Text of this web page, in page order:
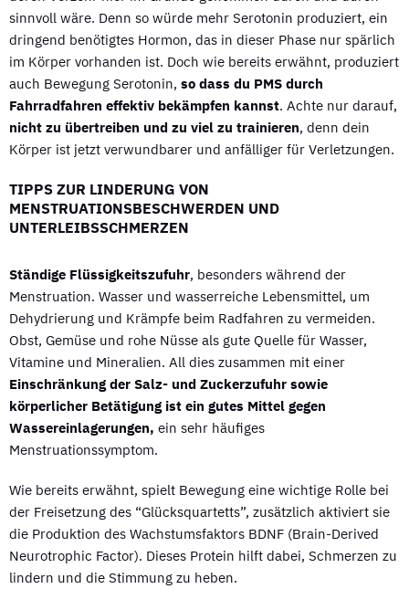
sinnvoll wäre. Denn so würde mehr Serotonin produziert, ein
dringend benötigtes Hormon, das in dieser Phase nur spärlich
im Körper vorhanden ist. Doch wie bereits erwähnt, produziert
auch Bewegung Serotonin, so dass du PMS durch
Fahrradfahren effektiv bekämpfen kannst. Achte nur darauf,
nicht zu übertreiben und zu viel zu trainieren, denn dein
Körper ist jetzt verwundbarer und anfälliger für Verletzungen.
TIPPS ZUR LINDERUNG VON
MENSTRUATIONSBESCHWERDEN UND
UNTERLEIBSSCHMERZEN
Ständige Flüssigkeitszufuhr, besonders während der
Menstruation. Wasser und wasserreiche Lebensmittel, um
Dehydrierung und Krämpfe beim Radfahren zu vermeiden.
Obst, Gemüse und rohe Nüsse als gute Quelle für Wasser,
Vitamine und Mineralien. All dies zusammen mit einer
Einschränkung der Salz- und Zuckerzufuhr sowie
körperlicher Betätigung ist ein gutes Mittel gegen
Wassereinlagerungen, ein sehr häufiges
Menstruationssymptom.
Wie bereits erwähnt, spielt Bewegung eine wichtige Rolle bei
der Freisetzung des “Glücksquartetts”, zusätzlich aktiviert sie
die Produktion des Wachstumsfaktors BDNF (Brain-Derived
Neurotrophic Factor). Dieses Protein hilft dabei, Schmerzen zu
lindern und die Stimmung zu heben.